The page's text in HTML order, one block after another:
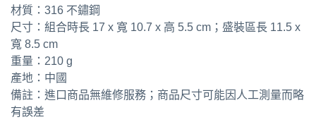
材質：316 不鏽鋼
尺寸：組合時長 17 x 寬 10.7 x 高 5.5 cm；盛裝區長 11.5 x
寬 8.5 cm
重量：210 g
產地：中國
備註：進口商品無維修服務；商品尺寸可能因人工測量而略
有誤差